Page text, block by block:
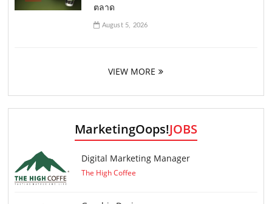
ตลาด
August 5, 2026
VIEW MORE
MarketingOops!JOBS
Digital Marketing Manager
The High Coffee